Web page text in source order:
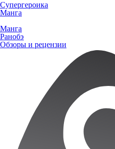
Супергероика
Манга
Манга
Ранобэ
Обзоры и рецензии